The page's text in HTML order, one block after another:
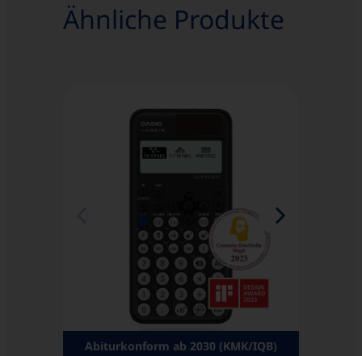
Ähnliche Produkte
Abiturkonform ab 2030 (KMK/IQB)